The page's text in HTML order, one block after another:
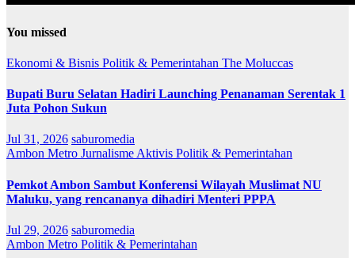
You missed
Ekonomi & Bisnis Politik & Pemerintahan The Moluccas
Bupati Buru Selatan Hadiri Launching Penanaman Serentak 1
Juta Pohon Sukun
Jul 31, 2026 saburomedia
Ambon Metro Jurnalisme Aktivis Politik & Pemerintahan
Pemkot Ambon Sambut Konferensi Wilayah Muslimat NU
Maluku, yang rencananya dihadiri Menteri PPPA
Jul 29, 2026 saburomedia
Ambon Metro Politik & Pemerintahan